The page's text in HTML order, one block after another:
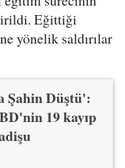
Eğittiği
yönelik saldırılar
Şahin Düştü':
19 kayıp